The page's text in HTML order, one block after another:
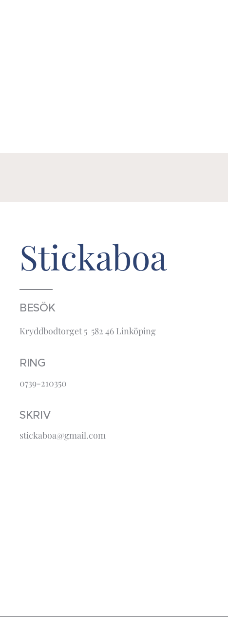
Stickaboa
BESÖK
Kryddbodtorget 5 582 46 Linköping
RING
0739-210350
SKRIV
stickaboa@gmail.com